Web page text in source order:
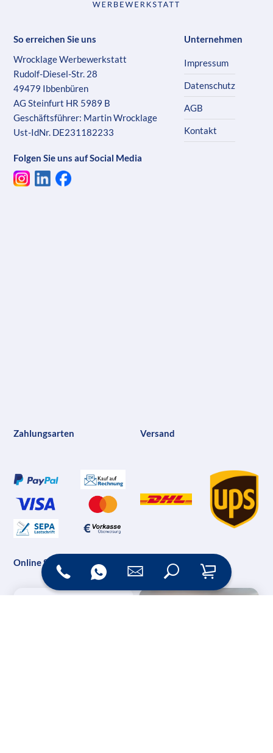
So erreichen Sie uns
Wrocklage Werbewerkstatt
Rudolf-Diesel-Str. 28
49479 Ibbenbüren
AG Steinfurt HR 5989 B
Geschäftsführer: Martin Wrocklage
Ust-IdNr. DE231182233
Folgen Sie uns auf Social Media
Unternehmen
Impressum
Datenschutz
AGB
Kontakt
Zahlungsarten Versand
Online Shop